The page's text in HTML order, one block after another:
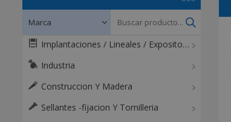
Implantaciones / Lineales / Expositores / Mostradores
Industria
Construccion Y Madera
Sellantes -fijacion Y Tornilleria